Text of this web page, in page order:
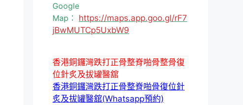
Google
Map： https://maps.app.goo.gl/rF7
jBwMUTCp5UxbW9
香港銅鑼灣跌打正骨整脊啪骨整骨復
位針炙及拔罐醫舘
香港銅鑼灣跌打正骨整脊啪骨復位針
炙及拔罐醫舘(Whatsapp預約)